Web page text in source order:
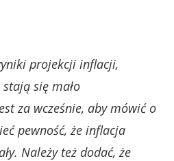
projekcji inflacji,
się mało
za wcześnie, aby mówić o
pewność, że inflacja
Należy też dodać, że